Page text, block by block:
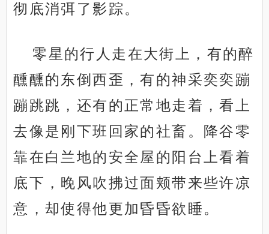
彻底消弭了影踪。
零星的行人走在大街上，有的醉
醺醺的东倒西歪，有的神采奕奕蹦
蹦跳跳，还有的正常地走着，看上
去像是刚下班回家的社畜。降谷零
靠在白兰地的安全屋的阳台上看着
底下，晚风吹拂过面颊带来些许凉
意，却使得他更加昏昏欲睡。